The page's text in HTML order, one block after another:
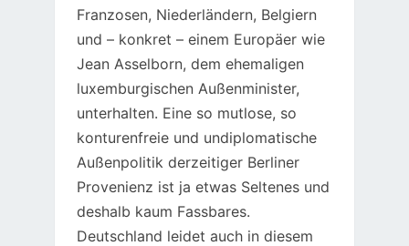
Franzosen, Niederländern, Belgiern
und – konkret – einem Europäer wie
Jean Asselborn, dem ehemaligen
luxemburgischen Außenminister,
unterhalten. Eine so mutlose, so
konturenfreie und undiplomatische
Außenpolitik derzeitiger Berliner
Provenienz ist ja etwas Seltenes und
deshalb kaum Fassbares.
Deutschland leidet auch in diesem